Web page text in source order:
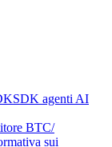
SDK agenti AI
BTC/
sui